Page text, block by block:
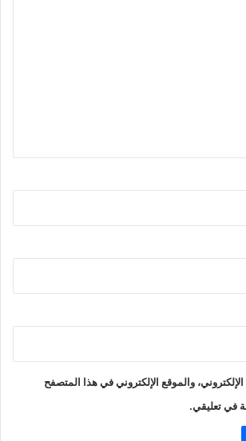
والموقع الإلكتروني في هذا المتصفح
في تعليقي.